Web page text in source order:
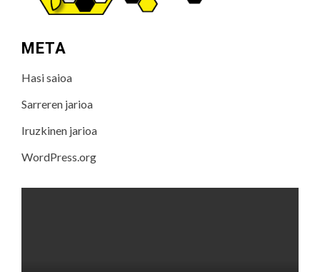
META
Hasi saioa
Sarreren jarioa
Iruzkinen jarioa
WordPress.org